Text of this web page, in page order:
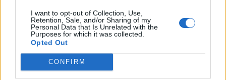
I want to opt-out of Collection, Use,
Retention, Sale, and/or Sharing of my
Personal Data that Is Unrelated with the
Purposes for which it was collected.
Opted Out
CONFIRM
Ölprofilerna berättar om 30-åriga mässan
I år är det 30-årsjubileum för Stockholm Beer & Whisky Festival.
En festival som betytt på mycket för svensk hantverksöl, vilket vi...